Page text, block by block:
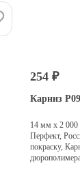
254 ₽
Карниз P09
14 мм х 2
Перфект,
покраску,